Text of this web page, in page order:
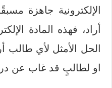
الإلكترونية جاهزة
أراد، فهذه المادة
الحل الأمثل لأي طالب
او لطالبٍ قد غاب عن